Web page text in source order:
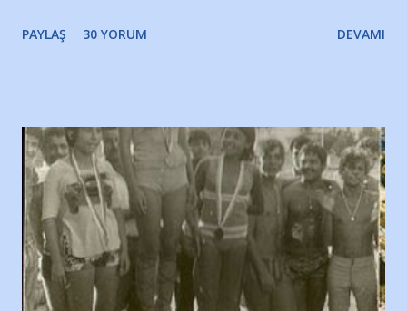
irkildim.. "Bursasporlu taraftarlar, İstanbul takımlarının
ve ürünlerini Bursa şehrinde görmek istemediklerini bir
protesto eylemiyle açıkladıklarını bildiriyordu.. Bu grup
adına açıklama yapan şahsı muhterem(!) ''Açık ve net olarak
söylüyoruz. Bu son uyarımızdır. Bunun yanısıra, bu takımlara
ait tanıtıcı ilanların asılmasına izin veren Bursa Büyükşehir
Belediyesi ile mağazaların bulunduğu alışveriş merkezlerini
de kınıyoruz'' diye de eklemiş .. Blogumuzda okuduğum bu
PAYLAŞ 30 YORUM DEVAMI